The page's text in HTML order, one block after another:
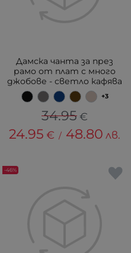
Дамска чанта за през
рамо от плат с много
джобове - светло кафява
+3
34.95€
24.95 € / 48.80 лв.
-46%